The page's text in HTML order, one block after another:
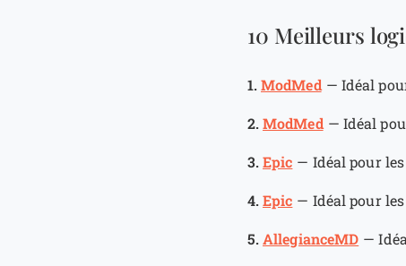
10 Meilleurs
1.ModMed — Idéal
2.ModMed — Idéal
3.Epic — Idéal pour
4.Epic — Idéal pour
5.AllegianceMD —